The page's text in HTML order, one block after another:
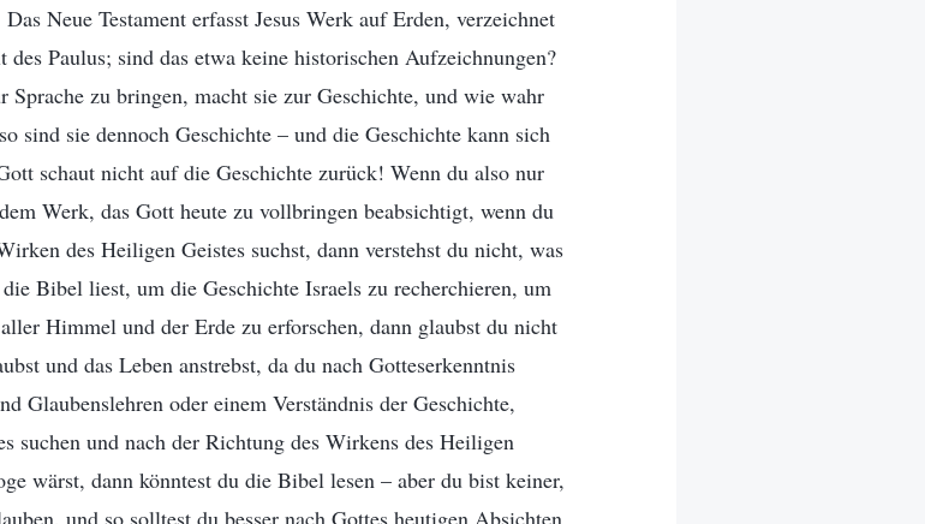
Neue Testament erfasst Jesus Werk auf Erden, verzeichnet
Paulus; sind das etwa keine historischen Aufzeichnungen?
Sprache zu bringen, macht sie zur Geschichte, und wie wahr
sind sie dennoch Geschichte – und die Geschichte kann sich
schaut nicht auf die Geschichte zurück! Wenn du also nur
Werk, das Gott heute zu vollbringen beabsichtigt, wenn du
des Heiligen Geistes suchst, dann verstehst du nicht, was
Bibel liest, um die Geschichte Israels zu recherchieren, um
Himmel und der Erde zu erforschen, dann glaubst du nicht
und das Leben anstrebst, da du nach Gotteserkenntnis
Glaubenslehren oder einem Verständnis der Geschichte,
suchen und nach der Richtung des Wirkens des Heiligen
wärst, dann könntest du die Bibel lesen – aber du bist keiner,
und so solltest du besser nach Gottes heutigen Absichten